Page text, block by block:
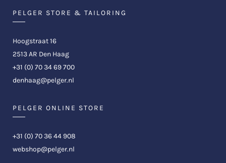
PELGER STORE & TAILORING
Hoogstraat 16
2513 AR Den Haag
+31 (0) 70 34 69 700
denhaag@pelger.nl
PELGER ONLINE STORE
+31 (0) 70 36 44 908
webshop@pelger.nl